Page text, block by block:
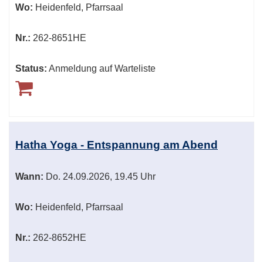
Wo: Heidenfeld, Pfarrsaal
Nr.: 262-8651HE
Status: Anmeldung auf Warteliste
Hatha Yoga - Entspannung am Abend
Wann: Do. 24.09.2026, 19.45 Uhr
Wo: Heidenfeld, Pfarrsaal
Nr.: 262-8652HE